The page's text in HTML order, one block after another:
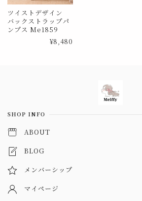
ツイストデザイン
バックストラップパ
ンプス Me1859
¥8,480
SHOP INFO
ABOUT
BLOG
メンバーシップ
マイページ